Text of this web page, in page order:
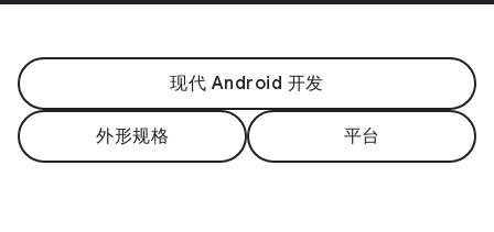
现代 Android 开发
外形规格 平台